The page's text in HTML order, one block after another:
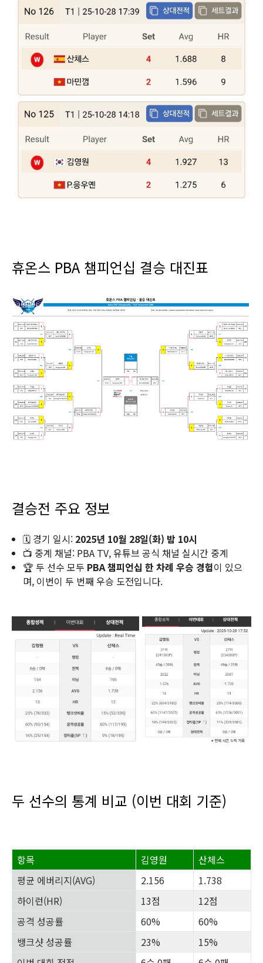
휴온스 PBA 챔피언십 결승 대진표
결승전 주요 정보
🗓 경기 일시: 2025년 10월 28일(화) 밤 10시
📺 중계 채널: PBA TV, 유튜브 공식 채널 실시간 중계
🏆 두 선수 모두 PBA 챔피언십 한 차례 우승 경험이 있으
며, 이번이 두 번째 우승 도전입니다.
두 선수의 통계 비교 (이번 대회 기준)
항목 김영원
산체스
평균 에버리지(AVG)
2.156
1.738
하이런(HR)
13점
12점
공격 성공률
60%
60%
뱅크샷 성공률
23%
15%